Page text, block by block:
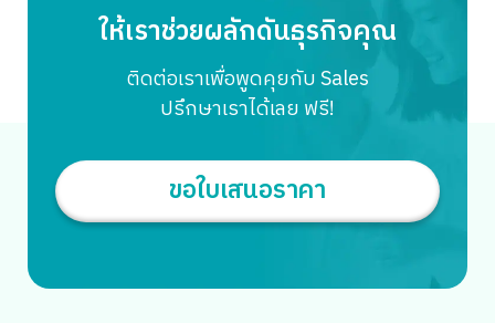
อะไร? แคมเปญที่เป็น Stop motion สั้น ๆ เพื่อรณรงค์
เรื่องการยกเลิกการทดลองเครื่องสำอางกับสัตว์ โดย Humane
Society International ซึ่งเลือกตัวละครหลักเป็นกระต่ายชื่อ
“ราลฟ์” ที่มาเล้าถึงชีวิตของเขาและครอบครัวกระต่ายที่ต้องทน
ทุกข์ทรมาณจากการทดลอง แต่มีสีหน้ายิ้มแย้มสดใสให้กล้อง
มนุษย์ ซึ่งเป็นการจิกกัดปนเศร้าอุตสาหกรรมเครื่องสำอางได้
เป็นอย่างดี เพราะในชีวิตจริงสัตว์เหล่านี้พูดไม่ได้ และไม่มีโอกาส
ได้เลือกชีวิตของตัวเองนั่นเองค่ะ […]
ให้เราช่วยผลักดันธุรกิจคุณ
ติดต่อเราเพื่อพูดคุยกับ Sales
ปรึกษาเราได้เลย ฟรี!
ขอใบเสนอราคา